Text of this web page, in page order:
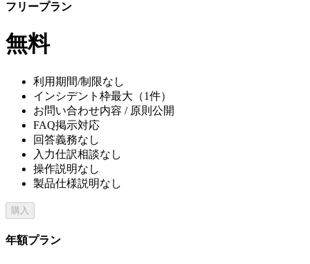
フリープラン
無料
利用期間/制限なし
インシデント枠最大（1件）
お問い合わせ内容 / 原則公開
FAQ掲示対応
回答義務なし
入力仕訳相談なし
操作説明なし
製品仕様説明なし
購入
年額プラン